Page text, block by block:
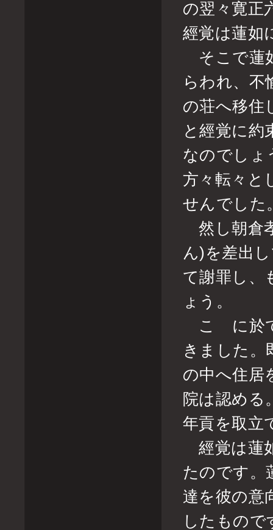
の翌々寛正
經覚は蓮如
そこで蓮
らわれ、不
の荘へ移住
と經覚に
なのでしょ
方々転々と
せんでした
然し朝倉
ん)を差出
て謝罪し、
ょう。
こゝに於
きました。
の中へ住居
院は認める
年貢を取立
經覚は蓮
たのです。
達を彼の意
したもので